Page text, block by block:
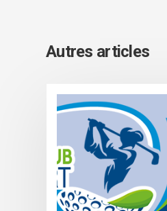
Autres articles